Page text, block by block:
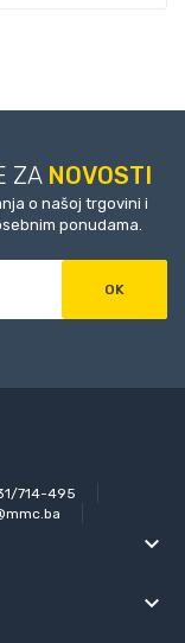
ZA NOVOSTI
o našoj trgovini i
ponudama.
714-495
keyboard_arrow_down
keyboard_arrow_down